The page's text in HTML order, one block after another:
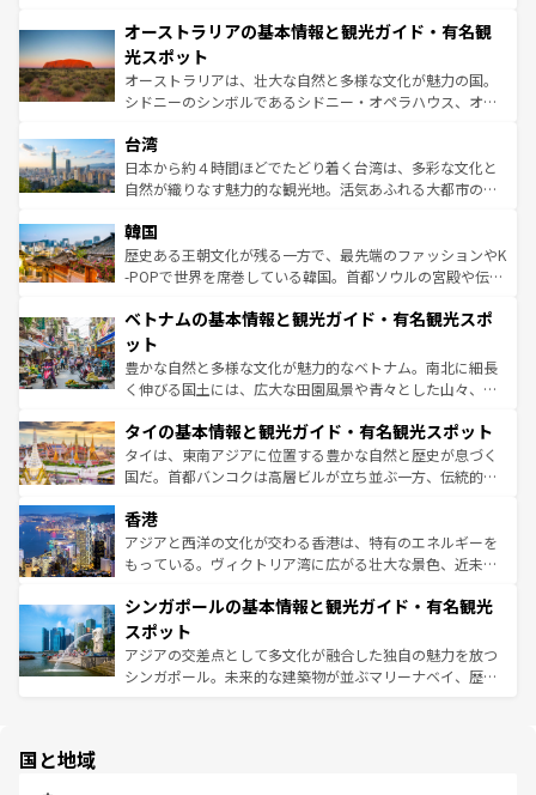
文化が魅力。旅行者はアメリカの各地域で異なる魅力を楽
しみながら、その多様性と豊かな歴史を感じることができ
るだろう。車でのロードトリップや列車の旅も、アメリカ
ならではの贅沢な旅のスタイルだ。 なお、新着のアメリカ
情報は コンテンツ一覧 を参照してほしい。
ワイ島は見逃せない。また、定番の観光地といえばオアフ
島だが、静かな自然を求めるならマウイ島やカウアイ島が
おすすめ。エメラルドグリーンに輝く海をはじめ、豊かな
文化や歴史が息づいている。「アロハスピリット」と呼ば
人々、おいしいローカルフードやハワイアンミュージッ
ク、伝統的なフラダンスなど、すべてがハワイの魅力を彩
っている。訪れるたびに新しい発見と感動が待っているハ
はコンテンツ一覧
オーストラリアの基本情報と観光ガイド・有名観
光スポット
オーストラリアは、壮大な自然と多様な文化が魅力の国。
シドニーのシンボルであるシドニー・オペラハウス、オー
リアリーフや大陸中央部にそびえるウルル（エアーズロッ
ク）、タスマニアの美しい原生林やケアンズの熱帯雨林な
ど、見どころがたくさん。また、カフェやワイン、オージ
いる。アクティビティも充実しており、サーフィンやダイ
ビング、ハイキングなど、アウトドア好きにはたまらな
い。オーストラリアの多彩な魅力を存分に味わいつくそ
参照してほしい。
台湾
日本から約４時間ほどでたどり着く台湾は、多彩な文化と
自然が織りなす魅力的な観光地。活気あふれる大都市の台
ン）、静ひつな山岳地帯である台湾東部など、都市の喧騒
と山間の静けさが共存しており、訪れる人に新しい発見と
驚きをもたらしてくれる。また、奥深い台湾の食文化も魅
容にもいいと評判のスイーツなど、バラエティ豊かな料理
照してほしい。
韓国
歴史ある王朝文化が残る一方で、最先端のファッションやK
-POPで世界を席巻している韓国。首都ソウルの宮殿や伝統
き、地方に足を延ばせば四季折々の自然美を楽しむことが
できる。そして、キムチや焼肉、絶品のストリートフード
まで、さまざまな韓国料理が待っている。夜には、韓国な
らではのナイトライフも堪能できる。あたたかいホスピタ
わってみてほしい。 なお、新着の韓国情報はコンテンツ一
覧 を参照してほしい。
ベトナムの基本情報と観光ガイド・有名観光スポ
ット
豊かな自然と多様な文化が魅力的なベトナム。南北に細長
く伸びる国土には、広大な田園風景や青々とした山々、世
急速な発展と共に伝統が息づく。ハノイの古い町並みやホ
ーチミン市のフランス統治時代の建物も、独特の雰囲気を
醸し出している。また、バラエティの豊かさとおいしさで
とつ。フォーやバインミー、ベトナムコーヒーなどは、ぜ
ひ現地で味わいたい。どの地域を訪れてもあたたかい人々
が旅行者を迎えてくれるので、きっと忘れられない旅にな
参照してほしい。
タイの基本情報と観光ガイド・有名観光スポット
タイは、東南アジアに位置する豊かな自然と歴史が息づく
国だ。首都バンコクは高層ビルが立ち並ぶ一方、伝統的な
の活気が交差している。北部ではチェンマイなどの山岳地
帯で自然と触れ合い、南部ではプーケットやクラビの美し
いビーチでリゾート気分を楽しむことができる。タイ料理
激する。気候は一年中温暖で、どの季節にも異なる楽しみ
が待っている。親しみやすいタイの人々、仏教を中心とし
た文化、そして多様な観光資源が、訪れる旅人を魅了し続
ける。 なお、新着のタイ情報はコンテンツ一覧を参照して
香港
アジアと西洋の文化が交わる香港は、特有のエネルギーを
もっている。ヴィクトリア湾に広がる壮大な景色、近未来
み、どこを訪れても感動するはず。観光スポットが密集し
ており、効率よく見どころを回れるのも魅力。息をのむよ
うな絶景から文化的な体験まで、香港を存分に楽しみ尽く
そう。 なお、新着の香港情報はコンテンツ一覧を参照して
シンガポールの基本情報と観光ガイド・有名観光
スポット
アジアの交差点として多文化が融合した独自の魅力を放つ
シンガポール。未来的な建築物が並ぶマリーナベイ、歴史
国と地域